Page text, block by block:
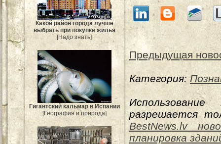
Какой район города лучше
выбрать при покупке жилья
[Надо знать]
Гигантский кальмар в Испании
[География и природа]
Предыдущая
Категория:
разрешается
BestNews.lv
планировка